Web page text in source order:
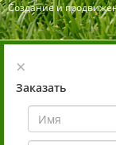
Создание и
×
Заказать